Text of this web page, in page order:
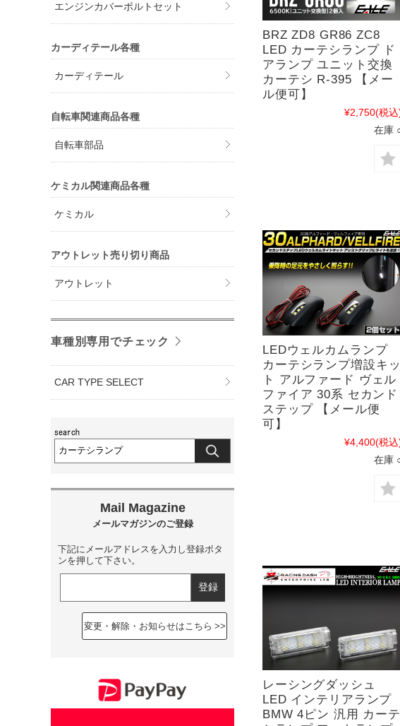
BRZ ZD8 GR86 ZC8
LED カーテシランプ ド
アランプ ユニット交換
カーテシ R-395 【メー
ル便可】
¥2,750(税込
在庫
LEDウェルカムランプ
カーテシランプ増設キッ
ト アルファード ヴェル
ファイア 30系 セカンド
ステップ 【メール便
可】
¥4,400(税込
在庫
レーシングダッシュ
LED インテリアランプ
BMW 4ピン 汎用 カーテ
エンジンカバーボルトセット
カーディテール各種
カーディテール
自転車関連商品各種
自転車部品
ケミカル関連商品各種
ケミカル
アウトレット売り切り商品
アウトレット
車種別専用でチェック
CAR TYPE SELECT
下記にメールアドレスを入力し登録ボタ
ンを押して下さい。
変更・解除・お知らせはこちら